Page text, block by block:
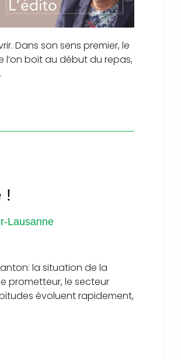
Dans son sens premier, le
l’on boit au début du repas,
!
Lausanne
la situation de la
prometteur, le secteur
évoluent rapidement,